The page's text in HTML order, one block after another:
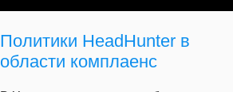
Политики HeadHunter в
области комплаенс